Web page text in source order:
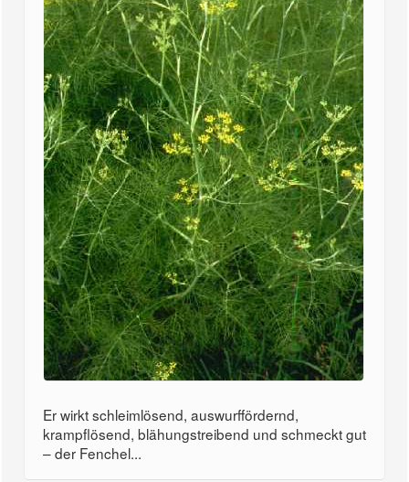
Er wirkt schleimlösend, auswurffördernd,
krampflösend, blähungstreibend und schmeckt gut
– der Fenchel...